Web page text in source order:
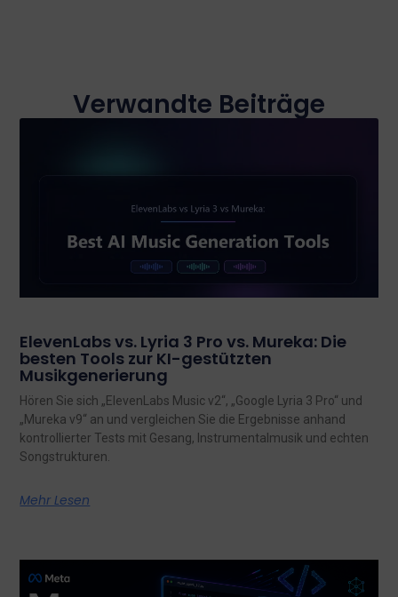
Verwandte Beiträge
ElevenLabs vs. Lyria 3 Pro vs. Mureka: Die
besten Tools zur KI-gestützten
Musikgenerierung
Hören Sie sich „ElevenLabs Music v2“, „Google Lyria 3 Pro“ und
„Mureka v9“ an und vergleichen Sie die Ergebnisse anhand
kontrollierter Tests mit Gesang, Instrumentalmusik und echten
Songstrukturen.
Mehr Lesen